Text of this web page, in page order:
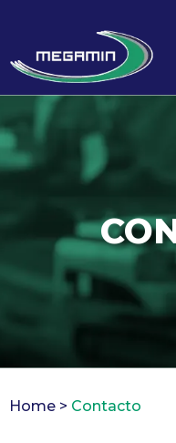
Home > Contacto